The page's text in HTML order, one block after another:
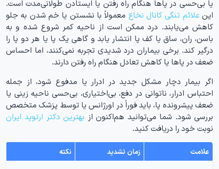
یا بی‌حسی در پاها هنگام راه رفتن یا ایستادن طولانی‌مدت است.
اینعلائم تنگی کانال نخاع معمولاً با نشستن یا خم شدن به جلو
کاهش می‌یابند. درد ممکن است از ناحیه کمر شروع شده و به
باسن، ران، ساق یا کف پا انتشار یابد و گاهی یک پا یا هر دو پا را
درگیر کند. برخی بیماران درد شدیدی تجربه نمی‌کنند، اما احساس
ضعف در پاها یا کاهش تعادل هنگام راه رفتن دارند.
اگر بیمار دچار مشکل جدید در ادرار یا مدفوع شود، از جمله
احتباس ادرار، ناتوانی در دفع، بی‌اختیاری، بی‌حسی ناحیه زینی یا
ضعف پیشرونده پا، باید فوراً در اورژانس یا توسط پزشک متخصص
بررسی شود. شما می‌توانید هم‌اکنون از بهترین دکتر ارتوپد ایران
نوبت خود را دریافت کنید.
علامت زمان تشدید نکته